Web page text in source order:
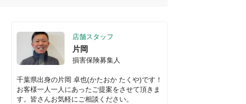
店舗スタッフ
片岡
損害保険募集人
千葉県出身の片岡 卓也(かたおか たくや)です！
お客様一人一人にあったご提案をさせて頂きま
す。皆さんお気軽にご相談ください。